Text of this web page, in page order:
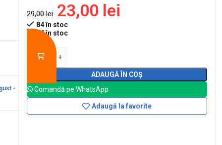
-
29,00lei 23,00 lei
84 în stoc
84 în stoc
ADAUGĂ ÎN COȘ
Comandă pe WhatsApp
Adaugă la favorite